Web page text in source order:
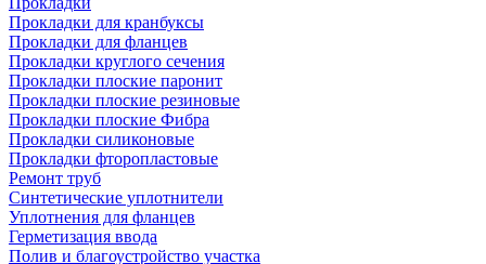
Прокладки для кранбуксы
Прокладки для фланцев
Прокладки круглого сечения
Прокладки плоские паронит
Прокладки плоские резиновые
Прокладки плоские Фибра
Прокладки силиконовые
Прокладки фторопластовые
Ремонт труб
Синтетические уплотнители
Уплотнения для фланцев
Герметизация ввода
Полив и благоустройство участка